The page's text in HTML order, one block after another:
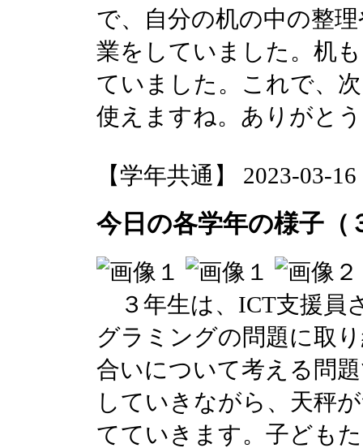
で、自分の机の中の整
業をしていました。机
ていました。これで、
使えますね。ありがと
【学年共通】 2023-03-
今日の各学年の様子（
３年生は、ICT支援員
グラミングの問題に取
合いについて考える問
していきながら、天秤
てていきます。子ども